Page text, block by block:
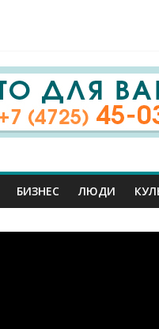
о текущей работе
медики из разных
БИЗНЕС ЛЮДИ